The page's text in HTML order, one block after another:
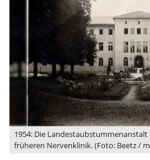
1954: Die
früheren Nervenklinik. (Foto: Beetz /